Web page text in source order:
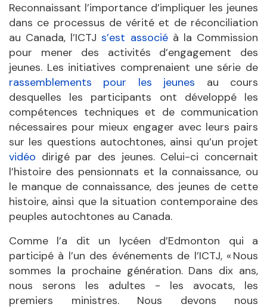
Reconnaissant l’importance d’impliquer les jeunes
dans ce processus de vérité et de réconciliation
au Canada, l’ICTJs’est associéà la Commission
pour mener des activités d’engagement des
jeunes. Les initiatives comprenaient une série de
rassemblements pour les jeunes au cours
desquelles les participants ont développé les
compétences techniques et de communication
nécessaires pour mieux engager avec leurs pairs
sur les questions autochtones, ainsi qu’un projet
vidéo dirigé par des jeunes. Celui-ci concernait
l’histoire des pensionnats et la connaissance, ou
le manque de connaissance, des jeunes de cette
histoire, ainsi que la situation contemporaine des
peuples autochtones au Canada.
Comme l’a dit un lycéen d’Edmonton qui a
participé à l’un des événements de l’ICTJ, « Nous
sommes la prochaine génération. Dans dix ans,
nous serons les adultes - les avocats, les
premiers ministres. Nous devons nous